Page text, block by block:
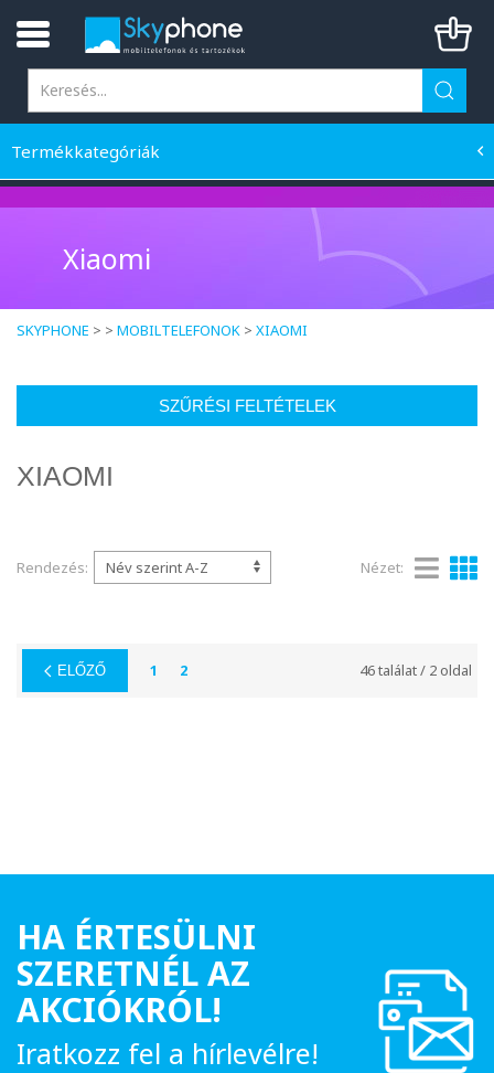
Termékkategóriák
Xiaomi
SKYPHONE > > MOBILTELEFONOK > XIAOMI
SZŰRÉSI FELTÉTELEK
XIAOMI
Rendezés: Nézet:
ELŐZŐ 1 2 46 találat / 2 oldal
HA ÉRTESÜLNI
SZERETNÉL AZ
AKCIÓKRÓL!
Iratkozz fel a hírlevélre!